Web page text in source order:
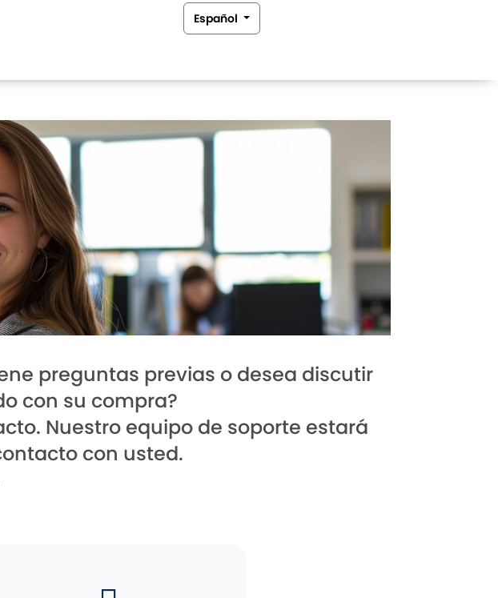
Español
preguntas previas o desea discutir
con su compra?
Nuestro equipo de soporte estará
con usted.